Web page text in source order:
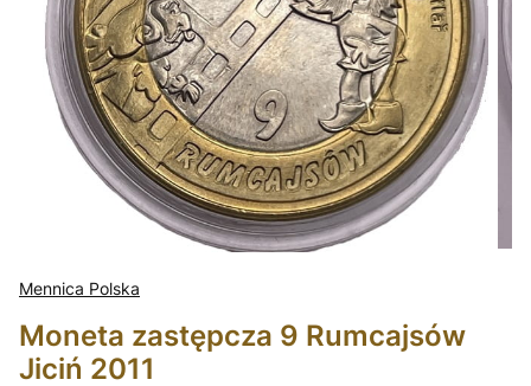
Mennica Polska
Moneta zastępcza 9 Rumcajsów
Jiciń 2011